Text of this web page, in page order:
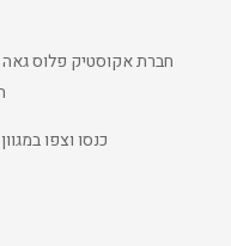
חברת אקוסטיק פלוס גאה
כנסו וצפו